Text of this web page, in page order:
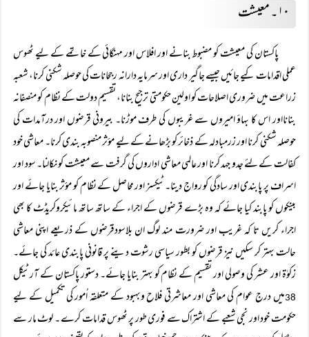
۱۰۔ معیشت
پاکستان کی معیشت کو مضبوط بنانے اور افلاس اور مہنگائی کے خاتمے کے لیے ٹھوس
عملی اقدامات کیے جائیں جیسے جاگیر داری اور سرمایہ دارانہ رجحانات کی حوصلہ شکنی کرنا، شعبہ
زراعت میں ضروری اصلاحات کو اولین حکومتی ترجیح بنانا، تقسیم دولت کے نظام کو منصفانہ
بنانااور اس کا بہاؤ امیروں سے غریبوں کی طرف موڑنا۔ بیرونی قرضوں اور درآمدات کی
حوصلہ شکنی کرنا اور زرمبادلہ کے ذخائر کو بڑھانے کے لیے مؤثر منصوبہ بندی کرنا۔ معاشی خود
کفالت کے لئے جدو جہد کرنا اور عالمی معاشی اداروں کی گرفت سے معیشت کو نکالنا۔ سود اور
اسراف پر پابندی اور سادگی کو رواج دینا۔ٹیکسز اور محاصل کے نظام کو مؤثر بنایا جائے اور
بینکوں کو پابند کیا جائے کہ وہ بڑے قرضوں کے اجراء کے ساتھ ساتھ مائیکروکریڈٹ کا بھی
اجراء کریں تا کہ غریب اور ضرورت مند لوگ ان بلاسودقرضوں کے ذریعے اپنی معاشی
حالت بہتر کر سکیں نیز قرضوں کو بطور سیاسی رشوت دینے پر قانونی پابندی عائد کی جائے۔
زکوٰۃ اور عشر کی وصولی اور تقسیم کے نظام کو بہتر بنایا جائے۔ دستور پاکستان کے آرٹیکل
38میں درج عوام کی معاشی اور معاشرتی فلاح وبہبود کے متعلقہ اُمور کی تکمیل کے لیے
حکومت خود اور نجی شعبے کے اشتراک سے فوری طور پر ٹھوس قدامات کرے ۔ لوٹ مار سے